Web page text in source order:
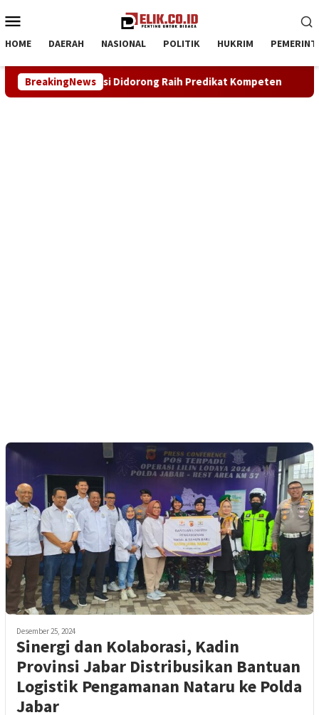
ke
Mobile
HOME DAERAH NASIONAL POLITIK HUKRIM
BreakingNews
Raih Predikat Kompeten Sinergi ASOKA Bersama
Desember 25, 2024
Sinergi dan Kolaborasi, Kadin
Provinsi Jabar Distribusikan Bantuan
Logistik Pengamanan Nataru ke Polda
Jabar